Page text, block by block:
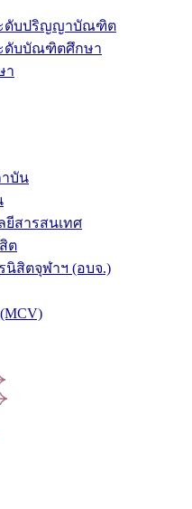
ะดับปริญญาบัณฑิต
ดับบัณฑิตศึกษา
า
บัน
ยีสารสนเทศ
ต
นิสิตจุฬาฯ (อบจ.)